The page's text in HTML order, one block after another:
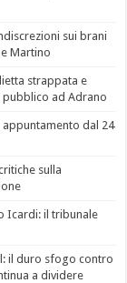
sui brani
Martino
strappata e
ad Adrano
dal 24
sulla
Icardi: il tribunale
il duro sfogo contro
a dividere